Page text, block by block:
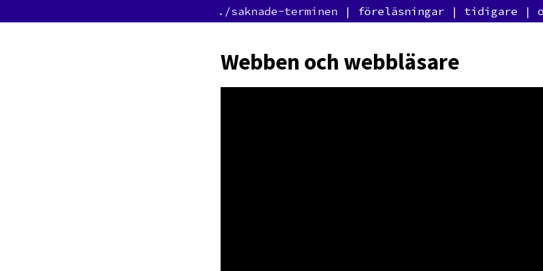
./saknade-terminen föreläsningar tidigare
Webben och webbläsare